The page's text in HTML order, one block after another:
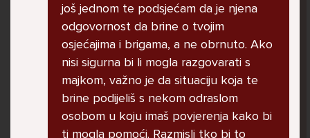
Dobar dan, danas sam dobila obavjest koja
ke potresča meni je svasta dolazilo naprimjer
oglasi cura koje traze decka ili koje zele se
je**ti neznam kako da drukcije kazem i ka
sam to stalno micala i neznam kako naoraviti
da mi to ne doslazi i sada mi je doslo da imam
neki virus i da ce ove obavjesti biti obavljene
još jednom te podsjećam da je njena
odgovornost da brine o tvojim
osjećajima i brigama, a ne obrnuto. Ako
nisi sigurna bi li mogla razgovarati s
majkom, važno je da situaciju koja te
brine podijeliš s nekom odraslom
osobom u koju imaš povjerenja kako bi
ti mogla pomoći. Razmisli tko bi to